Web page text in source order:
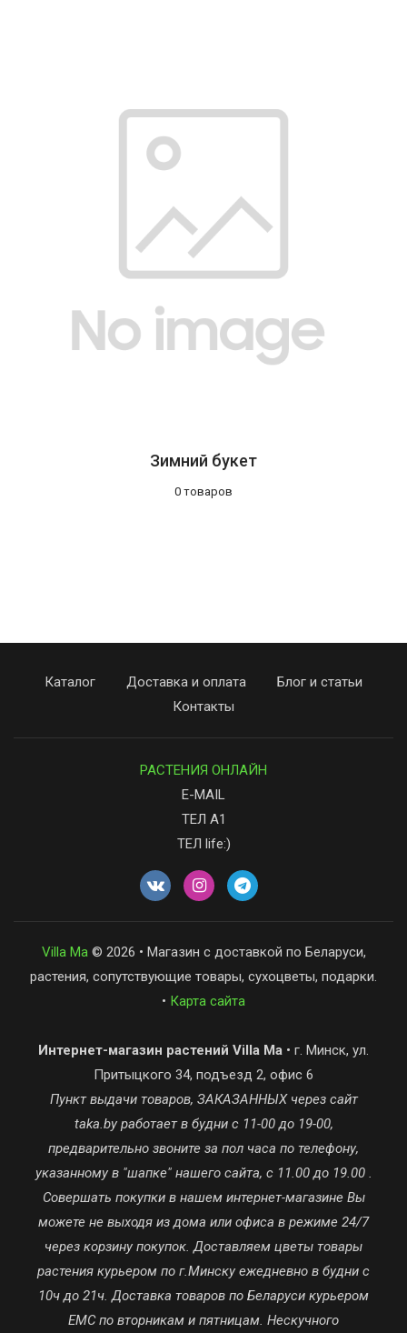
Зимний букет
0 товаров
Каталог Доставка и оплата
Блог и статьи
Контакты
РАСТЕНИЯ ОНЛАЙН
E-MAIL
ТЕЛ А1
ТЕЛ life:)
Villa Ma© 2026 • Магазин с доставкой по Беларуси,
растения, сопутствующие товары, сухоцветы, подарки.
• Карта сайта
Интернет-магазин растений Villa Ma • г. Минск, ул.
Притыцкого 34, подъезд 2, офис 6
Пункт выдачи товаров, ЗАКАЗАННЫХ через сайт
taka.by работает в будни с 11-00 до 19-00,
предварительно звоните за пол часа по телефону,
указанному в "шапке" нашего сайта, с 11.00 до 19.00 .
Совершать покупки в нашем интернет-магазине Вы
можете не выходя из дома или офиса в режиме 24/7
через корзину покупок. Доставляем цветы товары
растения курьером по г.Минску ежедневно в будни с
10ч до 21ч. Доставка товаров по Беларуси курьером
ЕМС по вторникам и пятницам. Нескучного